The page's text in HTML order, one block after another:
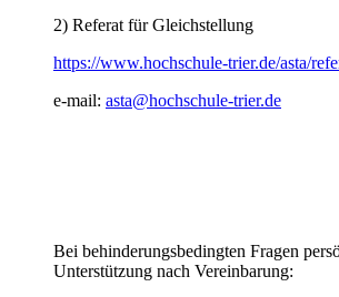
2) Referat für Gleichstellung
https://www.hochschule-trier.de/asta/
e-mail: asta@hochschule-trier.de
Bei behinderungsbedingten Fragen
Unterstützung nach Vereinbarung: